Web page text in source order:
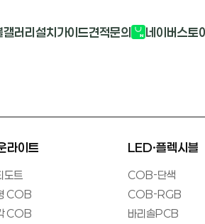
갤러리설치가이드견적문의 네이버스토
라이트
도트
COB
COB
LED·플렉시블
COB-단색
COB-RGB
바리솔PCB